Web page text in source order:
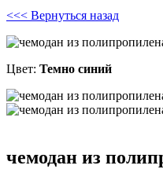
<<< Вернуться назад
Цвет: Темно синий
чемодан из